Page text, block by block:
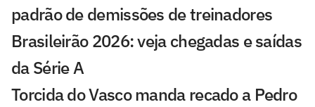
padrão de demissões de treinadores
Brasileirão 2026: veja chegadas e saídas
da Série A
Torcida do Vasco manda recado a Pedro